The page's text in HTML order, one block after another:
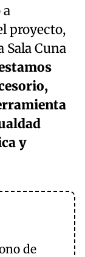
a
proyecto,
Cuna
y
de